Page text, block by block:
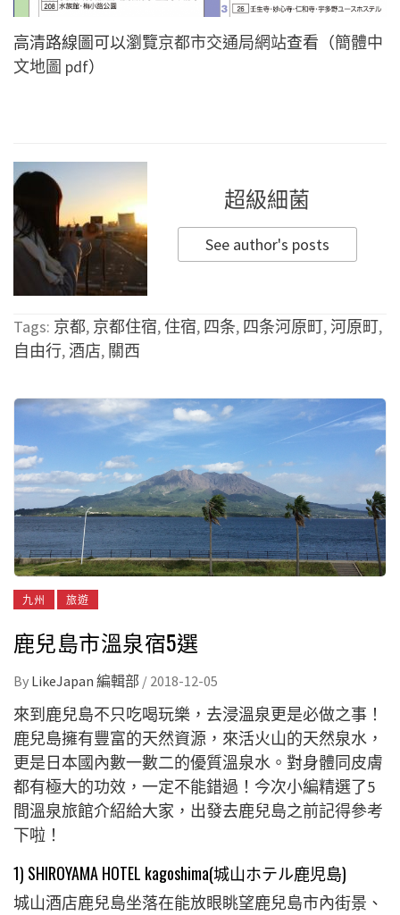
高清路線圖可以瀏覽京都市交通局網站查看（簡體中
文地圖 pdf）
超級細菌
See author's posts
Tags: 京都, 京都住宿, 住宿, 四条, 四条河原町,河原町,
自由行,酒店, 關西
九州 旅遊
鹿兒島市溫泉宿5選
By LikeJapan 編輯部 / 2018-12-05
來到鹿兒島不只吃喝玩樂，去浸溫泉更是必做之事！
鹿兒島擁有豐富的天然資源，來活火山的天然泉水，
更是日本國內數一數二的優質溫泉水。對身體同皮膚
都有極大的功效，一定不能錯過！今次小編精選了5
間溫泉旅館介紹給大家，出發去鹿兒島之前記得參考
下啦！
1) SHIROYAMA HOTEL kagoshima(城山ホテル鹿児島)
城山酒店鹿兒島坐落在能放眼眺望鹿兒島市內街景、